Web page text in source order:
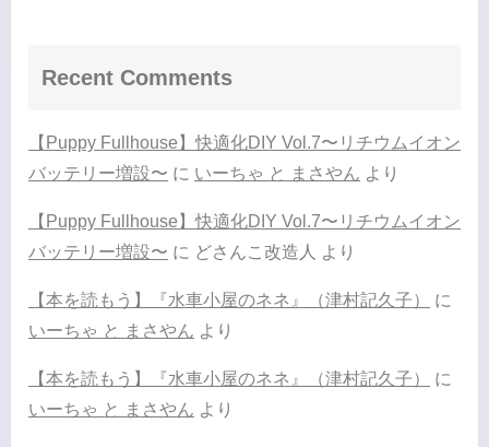
Recent Comments
【Puppy Fullhouse】快適化DIY Vol.7〜リチウムイオン
バッテリー増設〜 に いーちゃ と まさやん より
【Puppy Fullhouse】快適化DIY Vol.7〜リチウムイオン
バッテリー増設〜 に どさんこ改造人 より
【本を読もう】『水車小屋のネネ』（津村記久子）
に
いーちゃ と まさやん より
【本を読もう】『水車小屋のネネ』（津村記久子）
に
いーちゃ と まさやん より